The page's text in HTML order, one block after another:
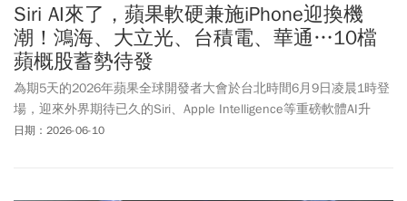
Siri AI來了，蘋果軟硬兼施iPhone迎換機
潮！鴻海、大立光、台積電、華通…10檔
蘋概股蓄勢待發
為期5天的2026年蘋果全球開發者大會於台北時間6月9日凌晨1時登
場，迎來外界期待已久的Siri、Apple Intelligence等重磅軟體AI升
級，相關概念股值得留意。
日期：2026-06-10